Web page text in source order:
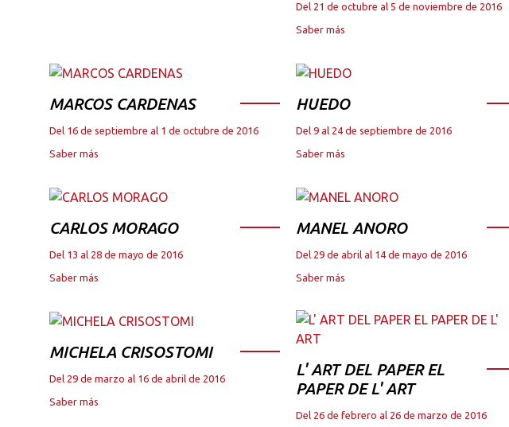
Del 21 de octubre al 5 de noviembre de 2016
Saber más
MARCOS CARDENAS
Del 16 de septiembre al 1 de octubre de 2016
Saber más
HUEDO
Del 9 al 24 de septiembre de 2016
Saber más
CARLOS MORAGO
Del 13 al 28 de mayo de 2016
Saber más
MANEL ANORO
Del 29 de abril al 14 de mayo de 2016
Saber más
MICHELA CRISOSTOMI
Del 29 de marzo al 16 de abril de 2016
Saber más
L' ART DEL PAPER EL
PAPER DE L' ART
Del 26 de febrero al 26 de marzo de 2016